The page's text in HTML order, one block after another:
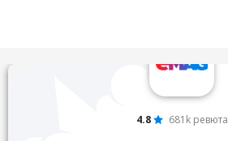
4.8 681k ревюта